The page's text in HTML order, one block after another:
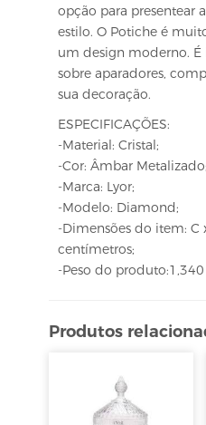
opção para presentear
estilo. O Potiche é
um design moderno. É
sobre aparadores,
sua decoração.
ESPECIFICAÇÕES:
-Material: Cristal;
-Cor: Âmbar Metalizado;
-Marca: Lyor;
-Modelo: Diamond;
-Dimensões do item: C
centímetros;
-Peso do produto:1,340
Produtos